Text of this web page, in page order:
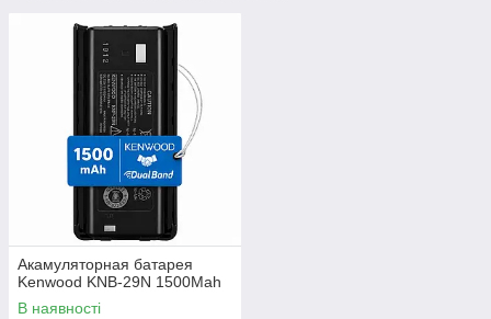
Акамуляторная батарея
Kenwood KNB-29N 1500Mah
В наявності